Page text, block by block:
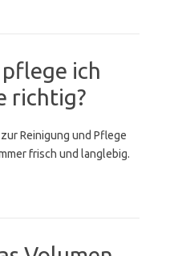
ich
richtig?
Reinigung und Pflege
frisch und langlebig.